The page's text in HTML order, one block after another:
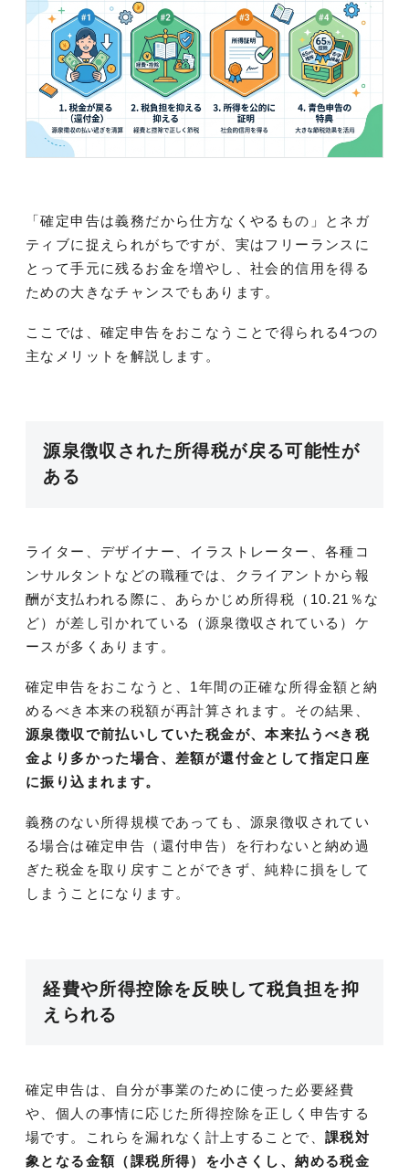
「確定申告は義務だから仕方なくやるもの」とネガ
ティブに捉えられがちですが、実はフリーランスに
とって手元に残るお金を増やし、社会的信用を得る
ための大きなチャンスでもあります。
ここでは、確定申告をおこなうことで得られる4つの
主なメリットを解説します。
源泉徴収された所得税が戻る可能性が
ある
ライター、デザイナー、イラストレーター、各種コ
ンサルタントなどの職種では、クライアントから報
酬が支払われる際に、あらかじめ所得税（10.21％な
ど）が差し引かれている（源泉徴収されている）ケ
ースが多くあります。
確定申告をおこなうと、1年間の正確な所得金額と納
めるべき本来の税額が再計算されます。その結果、
源泉徴収で前払いしていた税金が、本来払うべき税
金より多かった場合、差額が還付金として指定口座
に振り込まれます。
義務のない所得規模であっても、源泉徴収されてい
る場合は確定申告（還付申告）を行わないと納め過
ぎた税金を取り戻すことができず、純粋に損をして
しまうことになります。
経費や所得控除を反映して税負担を抑
えられる
確定申告は、自分が事業のために使った必要経費
や、個人の事情に応じた所得控除を正しく申告する
場です。これらを漏れなく計上することで、 課税対
象となる金額（課税所得）を小さくし、納める税金